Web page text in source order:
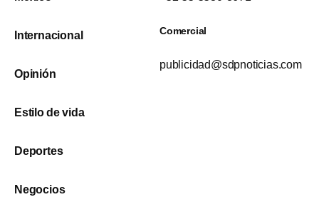
Internacional
Opinión
Estilo de vida
Deportes
Negocios
Comercial
publicidad@sdpnoticias.com